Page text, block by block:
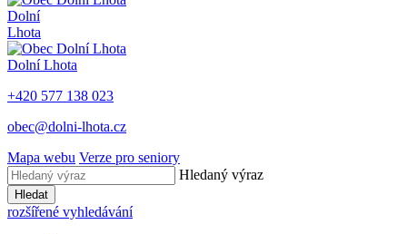
Dolní
Lhota
Dolní Lhota
+420 577 138 023
obec@dolni-lhota.cz
Mapa webu Verze pro seniory
Hledaný výraz
Hledat
rozšířené vyhledávání